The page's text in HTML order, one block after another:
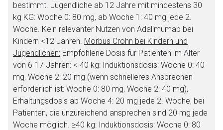
bestimmt. Jugendliche ab 12 Jahre mit mindestens 30
kg KG: Woche 0: 80 mg, ab Woche 1: 40 mg jede 2.
Woche. Kein relevanter Nutzen von Adalimumab bei
Kindern <12 Jahren. Morbus Crohn bei Kindern und
Jugendlichen: Empfohlene Dosis für Patienten im Alter
von 6-17 Jahren: < 40 kg: Induktionsdosis: Woche 0: 40
mg, Woche 2: 20 mg (wenn schnelleres Ansprechen
erforderlich ist: Woche 0: 80 mg, Woche 2: 40 mg),
Erhaltungsdosis ab Woche 4: 20 mg jede 2. Woche, bei
Patienten, die unzureichend ansprechen sind 20 mg jede
Woche möglich. ≥40 kg: Induktionsdosis: Woche 0: 80